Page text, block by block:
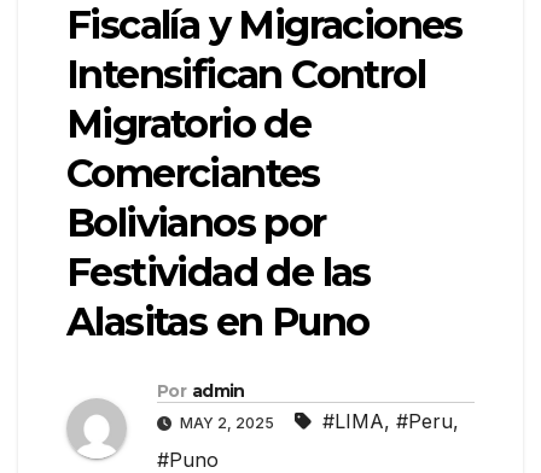
Fiscalía y Migraciones
Intensifican Control
Migratorio de
Comerciantes
Bolivianos por
Festividad de las
Alasitas en Puno
Por admin
MAY 2, 2025 #LIMA, #Peru,
#Puno